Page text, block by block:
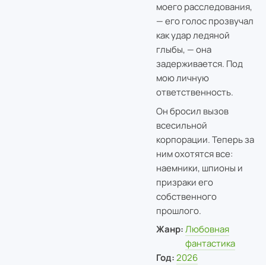
моего расследования,
— его голос прозвучал
как удар ледяной
глыбы, — она
задерживается. Под
мою личную
ответственность.
Он бросил вызов
всесильной
корпорации. Теперь за
ним охотятся все:
наемники, шпионы и
призраки его
собственного
прошлого.
Жанр: Любовная
фантастика
Год: 2026